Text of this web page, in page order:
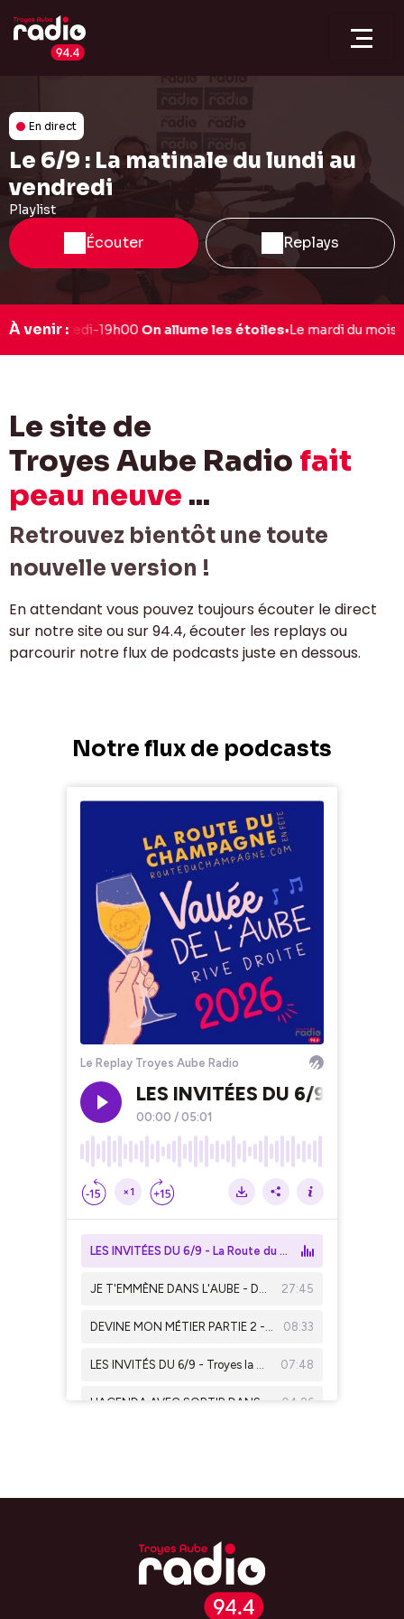
En direct
Le 6/9 : La matinale du lundi au
vendredi
Playlist
Écouter Replays
À venir :
•Mercredi-19h00On allume les étoiles•Le mardi du mois-
Le site de
Troyes Aube Radio fait
peau neuve ...
Retrouvez bientôt une toute
nouvelle version !
En attendant vous pouvez toujours écouter le direct
sur notre site ou sur 94.4, écouter les replays ou
parcourir notre flux de podcasts juste en dessous.
Notre flux de podcasts